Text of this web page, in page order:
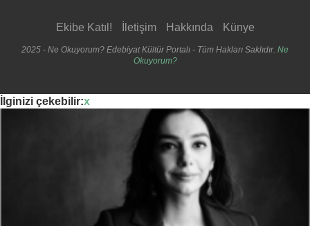
Ekibe Katıl! İletişim Hakkında Künye
2025 - Ne Okuyorum? Edebiyat Kültür Portalı - Tüm Hakları Saklıdır. Ne
Okuyorum?
İlginizi çekebilir:x